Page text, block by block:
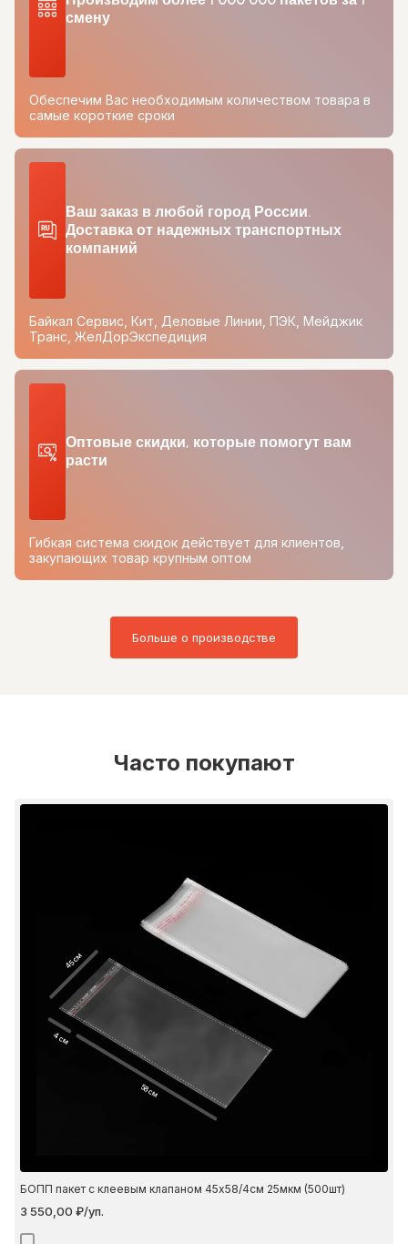
смену
Обеспечим Вас необходимым количеством товара в
самые короткие сроки
Ваш заказ в любой город России.
Доставка от надежных транспортных
компаний
Байкал Сервис, Кит, Деловые Линии, ПЭК, Мейджик
Транс, ЖелДорЭкспедиция
Оптовые скидки, которые помогут вам
расти
Гибкая система скидок действует для клиентов,
закупающих товар крупным оптом
Больше о производстве
Часто покупают
45 см
4 см
58 см
БОПП пакет с клеевым клапаном 45х58/4см 25мкм (500шт)
3 550,00 ₽/уп.